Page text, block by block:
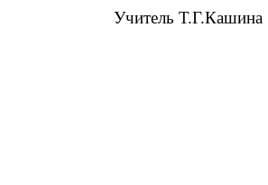
Учитель Т.Г.Кашина